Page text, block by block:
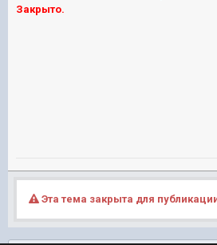
Закрыто.
Эта тема закрыта для